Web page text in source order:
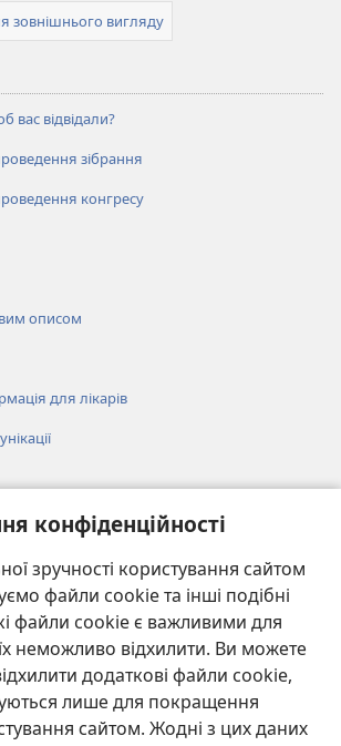
конфіденційності
зручності користування сайтом
файли cookie та інші подібні
файли cookie є важливими для
неможливо відхилити. Ви можете
додаткові файли cookie,
лише для покращення
сайтом. Жодні з цих даних
зовнішнього вигляду
вас відвідали?
зібрання
конгресу
описом
для лікарів
Товариства «Вартова башта»™